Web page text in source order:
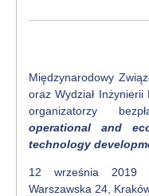
Międzynarodowy
oraz Wydział
organizatorzy
operational and
technology
12 września 2019
Warszawska 24,